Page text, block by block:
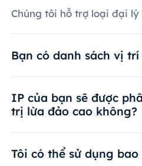
Chúng tôi hỗ trợ loại đại lý
Bạn có danh sách vị
IP của bạn sẽ được
trị lừa đảo cao không?
Tôi có thể sử dụng